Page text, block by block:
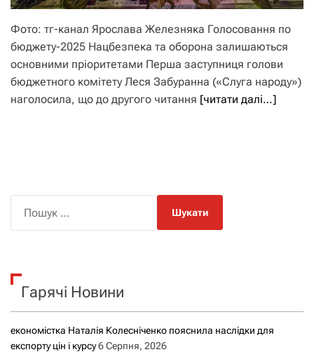
Фото: тг-канал Ярослава Железняка Голосовання по
бюджету-2025 Нацбезпека та оборона залишаються
основними пріоритетами Перша заступниця голови
бюджетного комітету Леся Забуранна («Слуга народу»)
наголосила, що до другого читання [читати далі…]
к
Гарячі Новини
економістка Наталія Колесніченко пояснила наслідки для
експорту цін і курсу6 Серпня, 2026